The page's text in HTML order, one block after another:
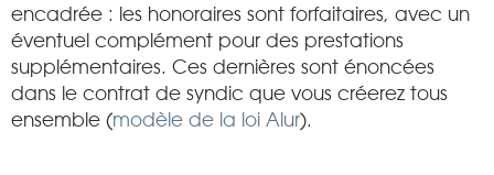
encadrée : les honoraires sont forfaitaires, avec un
éventuel complément pour des prestations
supplémentaires. Ces dernières sont énoncées
dans le contrat de syndic que vous créerez tous
ensemble (modèle de la loi Alur).